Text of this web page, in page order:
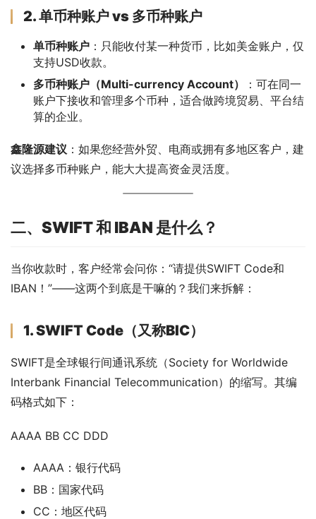
2. 单币种账户 vs 多币种账户
单币种账户 ：只能收付某一种货币，比如美金账户，仅
支持USD收款。
多币种账户（Multi-currency Account）
：可在同一
账户下接收和管理多个币种，适合做跨境贸易、平台结
算的企业。
鑫隆源建议 ：如果您经营外贸、电商或拥有多地区客户，建
议选择多币种账户，能大大提高资金灵活度。
二、SWIFT 和 IBAN 是什么？
当你收款时，客户经常会问你：“请提供SWIFT Code和
IBAN！”——这两个到底是干嘛的？我们来拆解：
1. SWIFT Code（又称BIC）
SWIFT是全球银行间通讯系统（Society for Worldwide
Interbank Financial Telecommunication）的缩写。其编
码格式如下：
AAAA BB CC DDD
AAAA：银行代码
BB：国家代码
CC：地区代码